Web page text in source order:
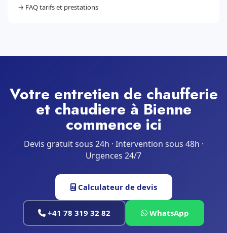
→ FAQ tarifs et prestations
Votre entretien de chaufferie
et chaudiere à Bienne
commence ici
Devis gratuit sous 24h · Intervention sous 48h ·
Urgences 24/7
Calculateur de devis
+41 78 319 32 82 WhatsApp